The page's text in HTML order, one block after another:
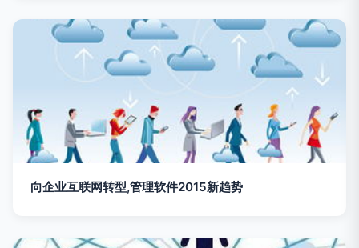
向企业互联网转型,管理软件2015新趋势